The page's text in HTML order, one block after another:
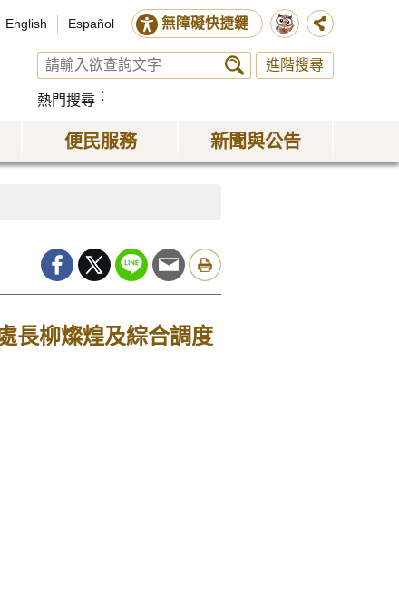
English Español 無障礙快捷鍵
進階搜尋
熱門搜尋
便民服務 新聞與公告
長柳燦煌及綜合調度